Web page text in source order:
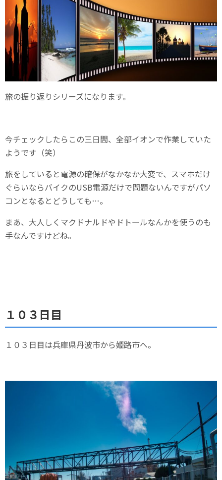
旅の振り返りシリーズになります。
今チェックしたらこの三日間、全部イオンで作業していた
ようです（笑）
旅をしていると電源の確保がなかなか大変で、スマホだけ
ぐらいならバイクのUSB電源だけで問題ないんですがパソ
コンとなるとどうしても…。
まあ、大人しくマクドナルドやドトールなんかを使うのも
手なんですけどね。
１０３日目
１０３日目は兵庫県丹波市から姫路市へ。